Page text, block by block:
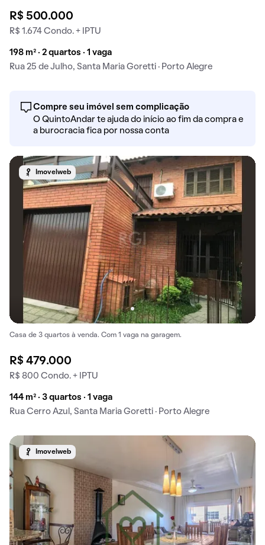
R$ 500.000
R$ 1.674 Condo. + IPTU
198 m² · 2 quartos · 1 vaga
Rua 25 de Julho, Santa Maria Goretti · Porto Alegre
Compre seu imóvel sem complicação
O QuintoAndar te ajuda do início ao fim da compra e
a burocracia fica por nossa conta
Imovelweb
Casa de 3 quartos à venda. Com 1 vaga na garagem.
R$ 479.000
R$ 800 Condo. + IPTU
144 m² · 3 quartos · 1 vaga
Rua Cerro Azul, Santa Maria Goretti · Porto Alegre
Imovelweb